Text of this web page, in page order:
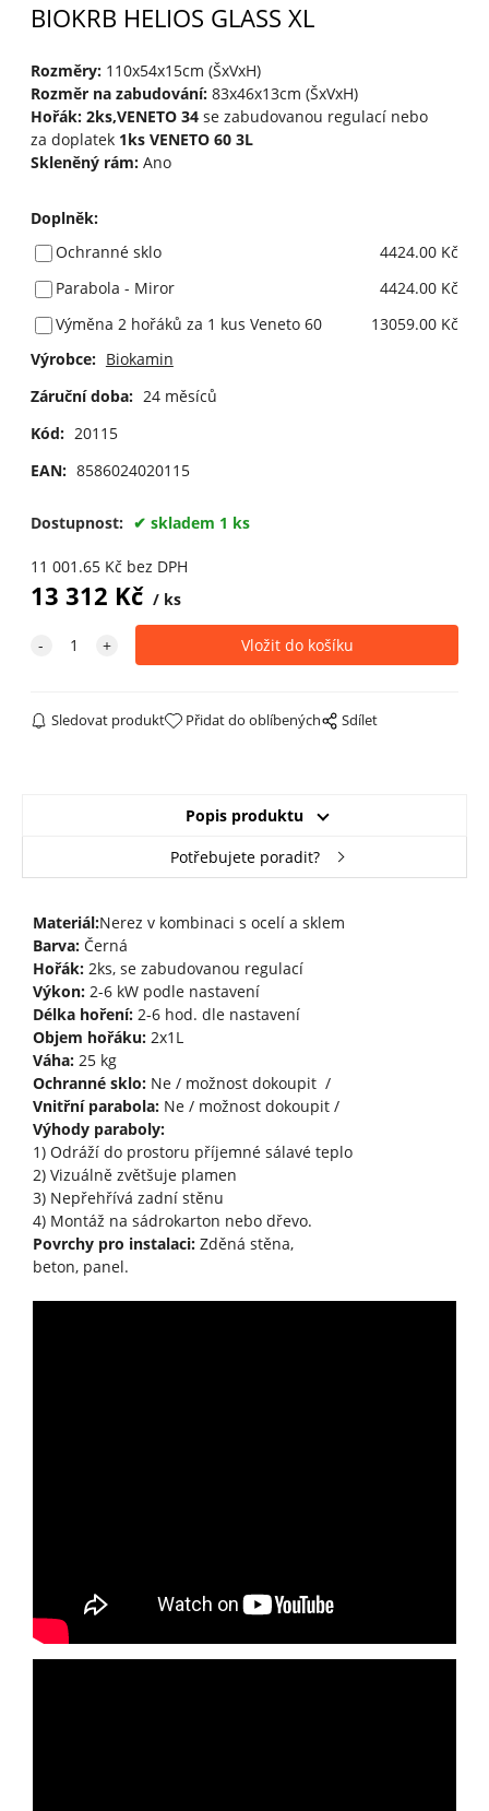
BIOKRB HELIOS GLASS XL
Rozměry:110x54x15cm (ŠxVxH)
Rozměr na zabudování:83x46x13cm (ŠxVxH)
Hořák: 2ks,VENETO 34se zabudovanou regulací nebo
za doplatek 1ks VENETO 60 3L
Skleněný rám:Ano
Doplněk:
Ochranné sklo
4424.00 Kč
Parabola - Miror
4424.00 Kč
Výměna 2 hořáků za 1 kus Veneto 60
13059.00 Kč
Výrobce: Biokamin
Záruční doba: 24 měsíců
Kód: 20115
EAN: 8586024020115
Dostupnost: skladem 1 ks
11 001.65Kč bez DPH
13 312 Kč ks
Sledovat produkt Přidat do oblíbených Sdílet
Popis produktu
Potřebujete poradit?
Materiál:Nerez v kombinaci s ocelí a sklem
Barva:Černá
Hořák:2ks, se zabudovanou regulací
Výkon:2-6 kW podle nastavení
Délka hoření:2-6 hod. dle nastavení
Objem hořáku:2x1L
Váha:25 kg
Ochranné sklo:Ne / možnost dokoupit /
Vnitřní parabola:Ne / možnost dokoupit /
Výhody paraboly:
1) Odráží do prostoru příjemné sálavé teplo
2) Vizuálně zvětšuje plamen
3) Nepřehřívá zadní stěnu
4) Montáž na sádrokarton nebo dřevo.
Povrchy pro instalaci:Zděná stěna,
beton, panel.